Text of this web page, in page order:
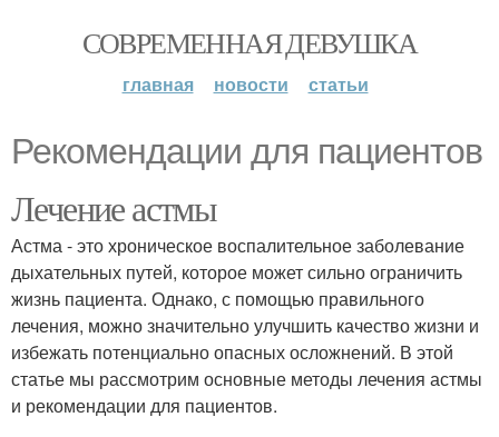
СОВРЕМЕННАЯ ДЕВУШКА
главная новости статьи
Рекомендации для пациентов
Лечение астмы
Астма - это хроническое воспалительное заболевание
дыхательных путей, которое может сильно ограничить
жизнь пациента. Однако, с помощью правильного
лечения, можно значительно улучшить качество жизни и
избежать потенциально опасных осложнений. В этой
статье мы рассмотрим основные методы лечения астмы
и рекомендации для пациентов.